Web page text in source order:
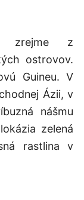
zrejme z
ostrovov.
Guineu. V
Ázii, v
nášmu
zelená
rastlina v